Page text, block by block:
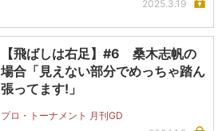
2025.3.19
【飛ばしは右足】#6 桑木志帆の
場合「見えない部分でめっちゃ踏ん
張ってます!」
プロ・トーナメント 月刊GD